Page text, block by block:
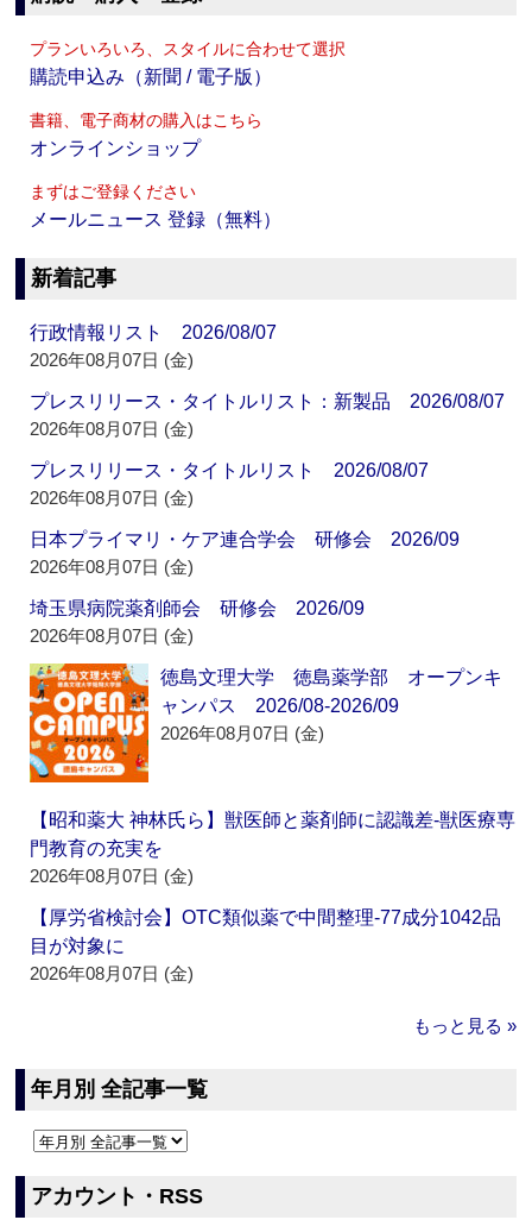
プランいろいろ、スタイルに合わせて選択
購読申込み（新聞 / 電子版）
書籍、電子商材の購入はこちら
オンラインショップ
まずはご登録ください
メールニュース 登録（無料）
新着記事
行政情報リスト 2026/08/07
2026年08月07日 (金)
プレスリリース・タイトルリスト：新製品 2026/08/07
2026年08月07日 (金)
プレスリリース・タイトルリスト 2026/08/07
2026年08月07日 (金)
日本プライマリ・ケア連合学会 研修会 2026/09
2026年08月07日 (金)
埼玉県病院薬剤師会 研修会 2026/09
2026年08月07日 (金)
徳島文理大学 徳島薬学部 オープンキ
ャンパス 2026/08-2026/09
2026年08月07日 (金)
【昭和薬大 神林氏ら】獣医師と薬剤師に認識差‐獣医療専
門教育の充実を
2026年08月07日 (金)
【厚労省検討会】OTC類似薬で中間整理‐77成分1042品
目が対象に
2026年08月07日 (金)
もっと見る »
年月別 全記事一覧
アカウント・RSS